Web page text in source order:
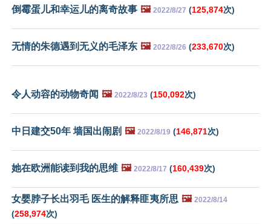
倒霉蛋儿和幸运儿的离奇故事 🖼️ 2022/8/27 (125,874次)
无情的朱德遇到无义的毛泽东 🖼️ 2022/8/26 (233,670次)
令人动容的动物奇闻 🖼️ 2022/8/23 (150,092次)
中日建交50年 墙国出闹剧 🖼️ 2022/8/19 (146,871次)
她在欧洲能读到我的思维 🖼️ 2022/8/17 (160,439次)
女婴脖子长出羽毛 医生的解释匪夷所思 🖼️ 2022/8/14
(258,974次)